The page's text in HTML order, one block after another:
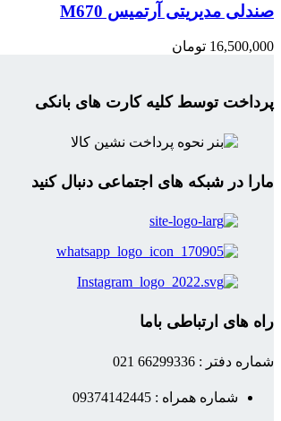
صندلی مدیریتی آرتمیس M670
16,500,000 تومان
پرداخت توسط کلیه کارت های بانکی
مارا در شبکه های اجتماعی دنبال کنید
راه های ارتباطی باما
شماره دفتر : 66299336 021
شماره همراه : 09374142445